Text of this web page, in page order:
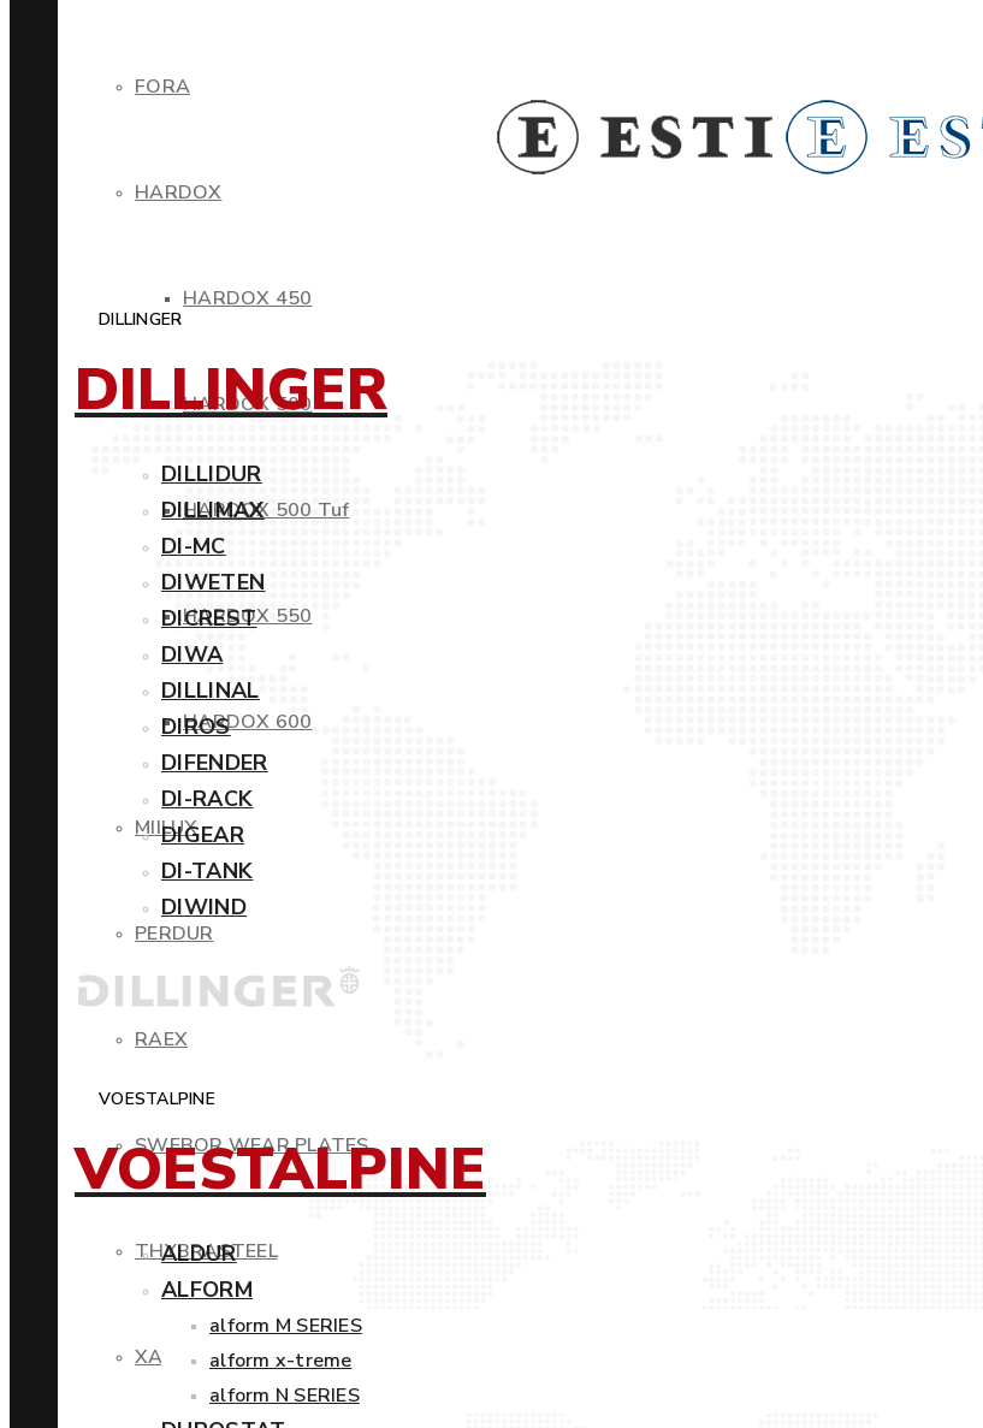
FORA
HARDOX
HARDOX 450
HARDOX 500
HARDOX 500 Tuf
HARDOX 550
HARDOX 600
MIILUX
PERDUR
RAEX
SWEBOR WEAR PLATES
THYBRASTEEL
XAR
DILLINGER
DILLINGER
DILLIDUR
DILLIMAX
DI-MC
DIWETEN
DICREST
DIWA
DILLINAL
DIROS
DIFENDER
DI-RACK
DIGEAR
DI-TANK
DIWIND
VOESTALPINE
VOESTALPINE
ALDUR
ALFORM
alform M SERIES
alform x-treme
alform N SERIES